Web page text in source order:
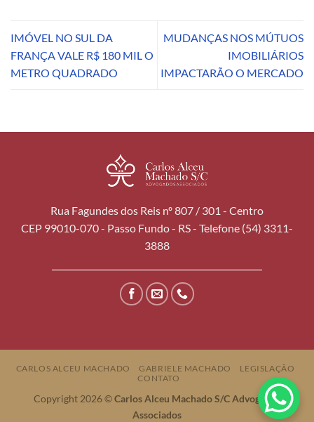
IMÓVEL NO SUL DA
FRANÇA VALE R$ 180 MIL O
METRO QUADRADO
MUDANÇAS NOS MÚTUOS
IMOBILIÁRIOS
IMPACTARÃO O MERCADO
Rua Fagundes dos Reis nº 807 / 301 - Centro
CEP 99010-070 - Passo Fundo - RS - Telefone (54) 3311-
3888
CARLOS ALCEU MACHADO GABRIELE MACHADO
LEGISLAÇÃO
CONTATO
Copyright 2026 ©Carlos Alceu Machado S/C Advogados
Associados